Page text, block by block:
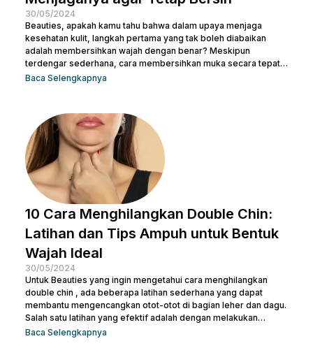
30/05/2024
Beauties, apakah kamu tahu bahwa dalam upaya menjaga
kesehatan kulit, langkah pertama yang tak boleh diabaikan
adalah membersihkan wajah dengan benar? Meskipun
terdengar sederhana, cara membersihkan muka secara tepat
memiliki peran krusial dalam menjaga kulit tetap sehat dan
mempersiapkan kulit untuk penyerapan produk perawatan kulit
selanjutnya. Micellar water adalah pilihan pembersih yang
efektif dan praktis, terutama untuk menghapus makeup dan
kotoran saat...
Baca Selengkapnya
10 Cara Menghilangkan Double Chin:
Latihan dan Tips Ampuh untuk Bentuk
Wajah Ideal
30/05/2024
Untuk Beauties yang ingin mengetahui cara menghilangkan
double chin , ada beberapa latihan sederhana yang dapat
membantu mengencangkan otot-otot di bagian leher dan dagu.
Salah satu latihan yang efektif adalah dengan melakukan
gerakan menutup dan membuka mulut secara berulang. Kamu
Baca Selengkapnya